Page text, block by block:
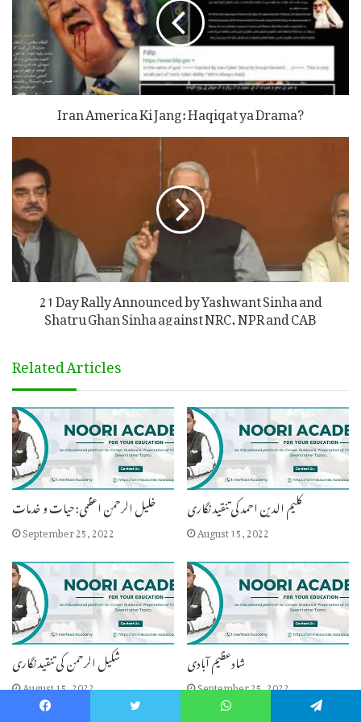
Iran America Ki Jang: Haqiqat ya Drama?
21 Day Rally Announced by Yashwant Sinha and
Shatru Ghan Sinha against NRC, NPR and CAB
Related Articles
خلیل الرحمن اعظمی: حیات و خدمات
September 25, 2022
کلیم الدین احمد کی تنقید نگاری
August 15, 2022
شکیل الرحمن کی تنقید نگاری
August 15, 2022
شادعظیم آبادی
September 25, 2022